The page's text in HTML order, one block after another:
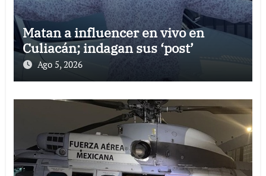
Matan a influencer en vivo en
Culiacán; indagan sus ‘post’
Ago 5, 2026